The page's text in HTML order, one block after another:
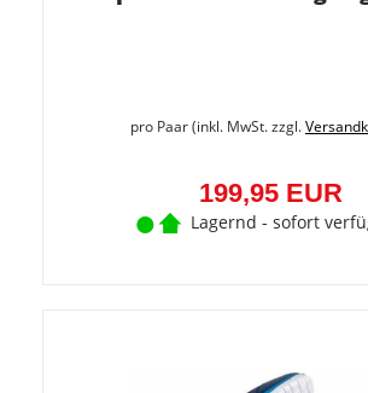
pro Paar (inkl. MwSt. zzgl.
199,95 EUR
Lagernd - sofort